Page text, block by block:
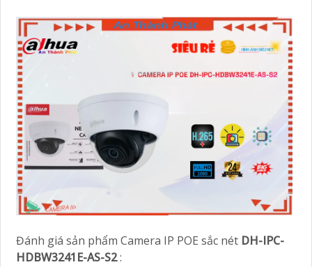
Đánh giá sản phẩm Camera IP POE sắc nét DH-IPC-
HDBW3241E-AS-S2: